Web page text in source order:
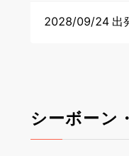
2028/09/24 出
シーボーン